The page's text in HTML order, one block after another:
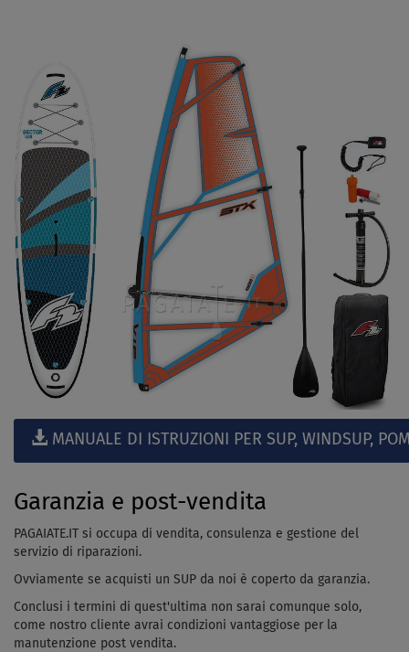
MANUALE DI ISTRUZIONI PER SUP, WINDSUP,
Garanzia e post-vendita
PAGAIATE.IT si occupa di vendita, consulenza e gestione del
servizio di riparazioni.
Ovviamente se acquisti un SUP da noi è coperto da garanzia.
Conclusi i termini di quest'ultima non sarai comunque solo,
come nostro cliente avrai condizioni vantaggiose per la
manutenzione post vendita.